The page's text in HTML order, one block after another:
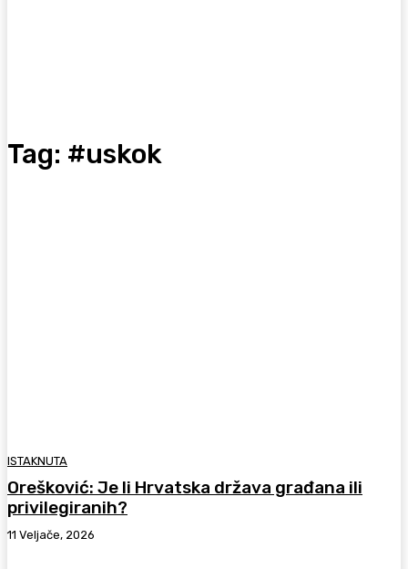
Tag: #uskok
ISTAKNUTA
Orešković: Je li Hrvatska država građana ili
privilegiranih?
11 Veljače, 2026